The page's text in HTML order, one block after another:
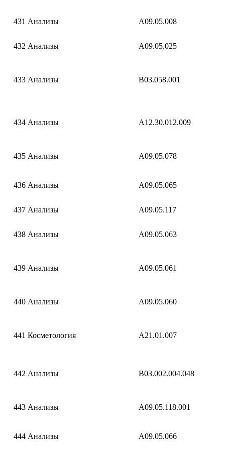
431 Анализы A09.05.008
432 Анализы A09.05.025
433 Анализы B03.058.001
434 Анализы A12.30.012.009
435 Анализы A09.05.078
436 Анализы A09.05.065
437 Анализы A09.05.117
438 Анализы A09.05.063
439 Анализы A09.05.061
440 Анализы A09.05.060
441 Косметология A21.01.007
442 Анализы B03.002.004.048
443 Анализы A09.05.118.001
444 Анализы A09.05.066